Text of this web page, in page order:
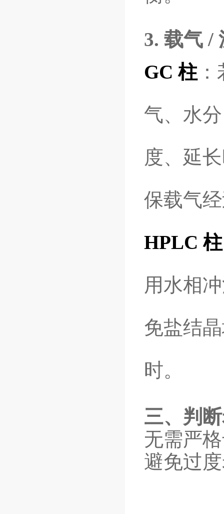
3. 载气 /
GC 柱
气、水
度、延
保载气
HPLC 柱
用水相
免盐结
时。
三、判
无需严
避免过